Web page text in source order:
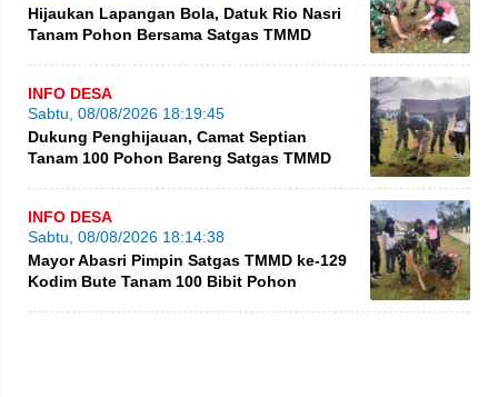
Hijaukan Lapangan Bola, Datuk Rio Nasri
Tanam Pohon Bersama Satgas TMMD
INFO DESA
Sabtu, 08/08/2026 18:19:45
Dukung Penghijauan, Camat Septian
Tanam 100 Pohon Bareng Satgas TMMD
INFO DESA
Sabtu, 08/08/2026 18:14:38
Mayor Abasri Pimpin Satgas TMMD ke-129
Kodim Bute Tanam 100 Bibit Pohon